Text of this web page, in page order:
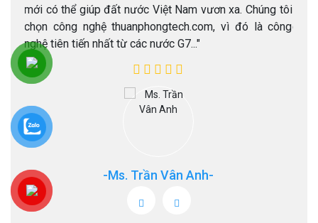
mới có thể giúp đất nước Việt Nam vươn xa. Chúng tôi
chọn công nghệ thuanphongtech.com, vì đó là công
nghệ tiên tiến nhất từ các nước G7..."
-Ms. Trần Vân Anh-
lắp
chất